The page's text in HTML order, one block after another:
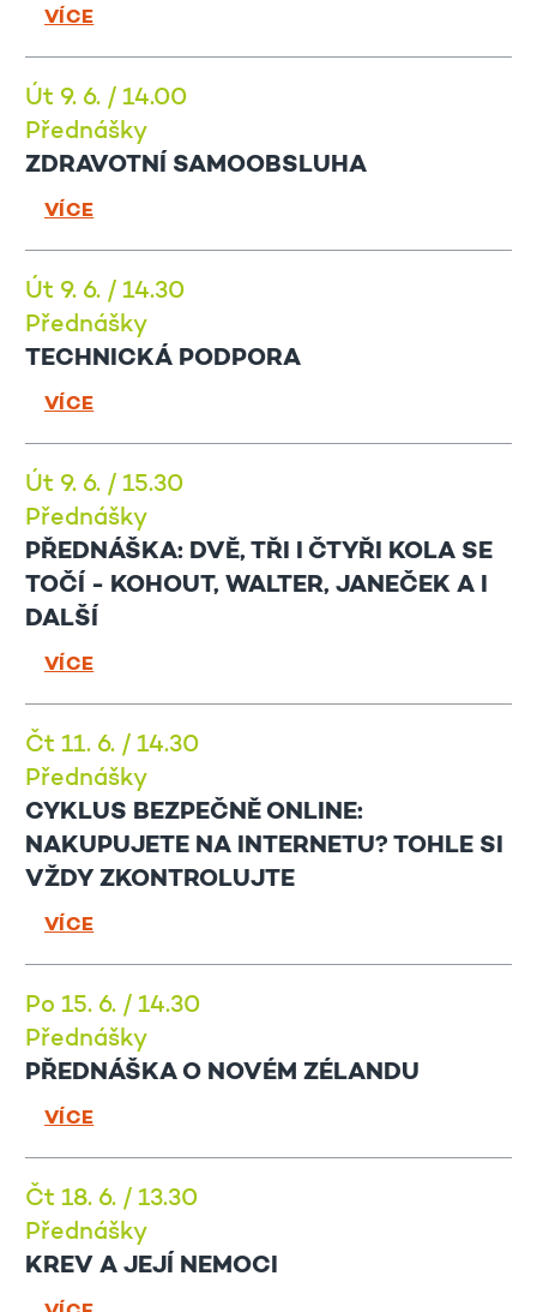
VÍCE
Út 9. 6. / 14.00
Přednášky
ZDRAVOTNÍ SAMOOBSLUHA
VÍCE
Út 9. 6. / 14.30
Přednášky
TECHNICKÁ PODPORA
VÍCE
Út 9. 6. / 15.30
Přednášky
PŘEDNÁŠKA: DVĚ, TŘI I ČTYŘI KOLA SE
TOČÍ - KOHOUT, WALTER, JANEČEK A I
DALŠÍ
VÍCE
Čt 11. 6. / 14.30
Přednášky
CYKLUS BEZPEČNĚ ONLINE:
NAKUPUJETE NA INTERNETU? TOHLE SI
VŽDY ZKONTROLUJTE
VÍCE
Po 15. 6. / 14.30
Přednášky
PŘEDNÁŠKA O NOVÉM ZÉLANDU
VÍCE
Čt 18. 6. / 13.30
Přednášky
KREV A JEJÍ NEMOCI